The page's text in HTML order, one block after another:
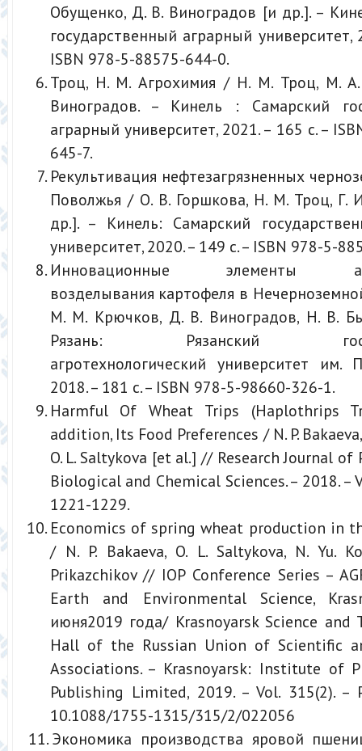
Обущенко, Д. В. Виноградов [и др.]. –
государственный аграрный университет,
ISBN 978-5-88575-644-0.
Троц, Н. М. Агрохимия / Н. М. Троц, М. А.
Виноградов. – Кинель : Самарский
аграрный университет, 2021. – 165 с. –
645-7.
Рекультивация нефтезагрязненных
Поволжья / О. В. Горшкова, Н. М. Троц, Г.
др.]. – Кинель: Самарский
университет, 2020. – 149 с. – ISBN 978-5-
Инновационные элементы
возделывания картофеля в
М. М. Крючков, Д. В. Виноградов, Н. В.
Рязань: Рязанский
агротехнологический университет им.
2018. – 181 с. – ISBN 978-5-98660-326-1.
Harmful Of Wheat Trips (Haplothrips
addition, Its Food Preferences / N. P. Bakaeva,
O. L. Saltykova [et al.] // Research Journal of
Biological and Chemical Sciences. – 2018. –
1221-1229.
Economics of spring wheat production in
/ N. P. Bakaeva, O. L. Saltykova, N. Yu.
Prikazchikov // IOP Conference Series –
Earth and Environmental Science,
июня2019 года/ Krasnoyarsk Science and
Hall of the Russian Union of Scientific
Associations. – Krasnoyarsk: Institute of
Publishing Limited, 2019. – Vol. 315(2). –
10.1088/1755-1315/315/2/022056
Экономика производства яровой